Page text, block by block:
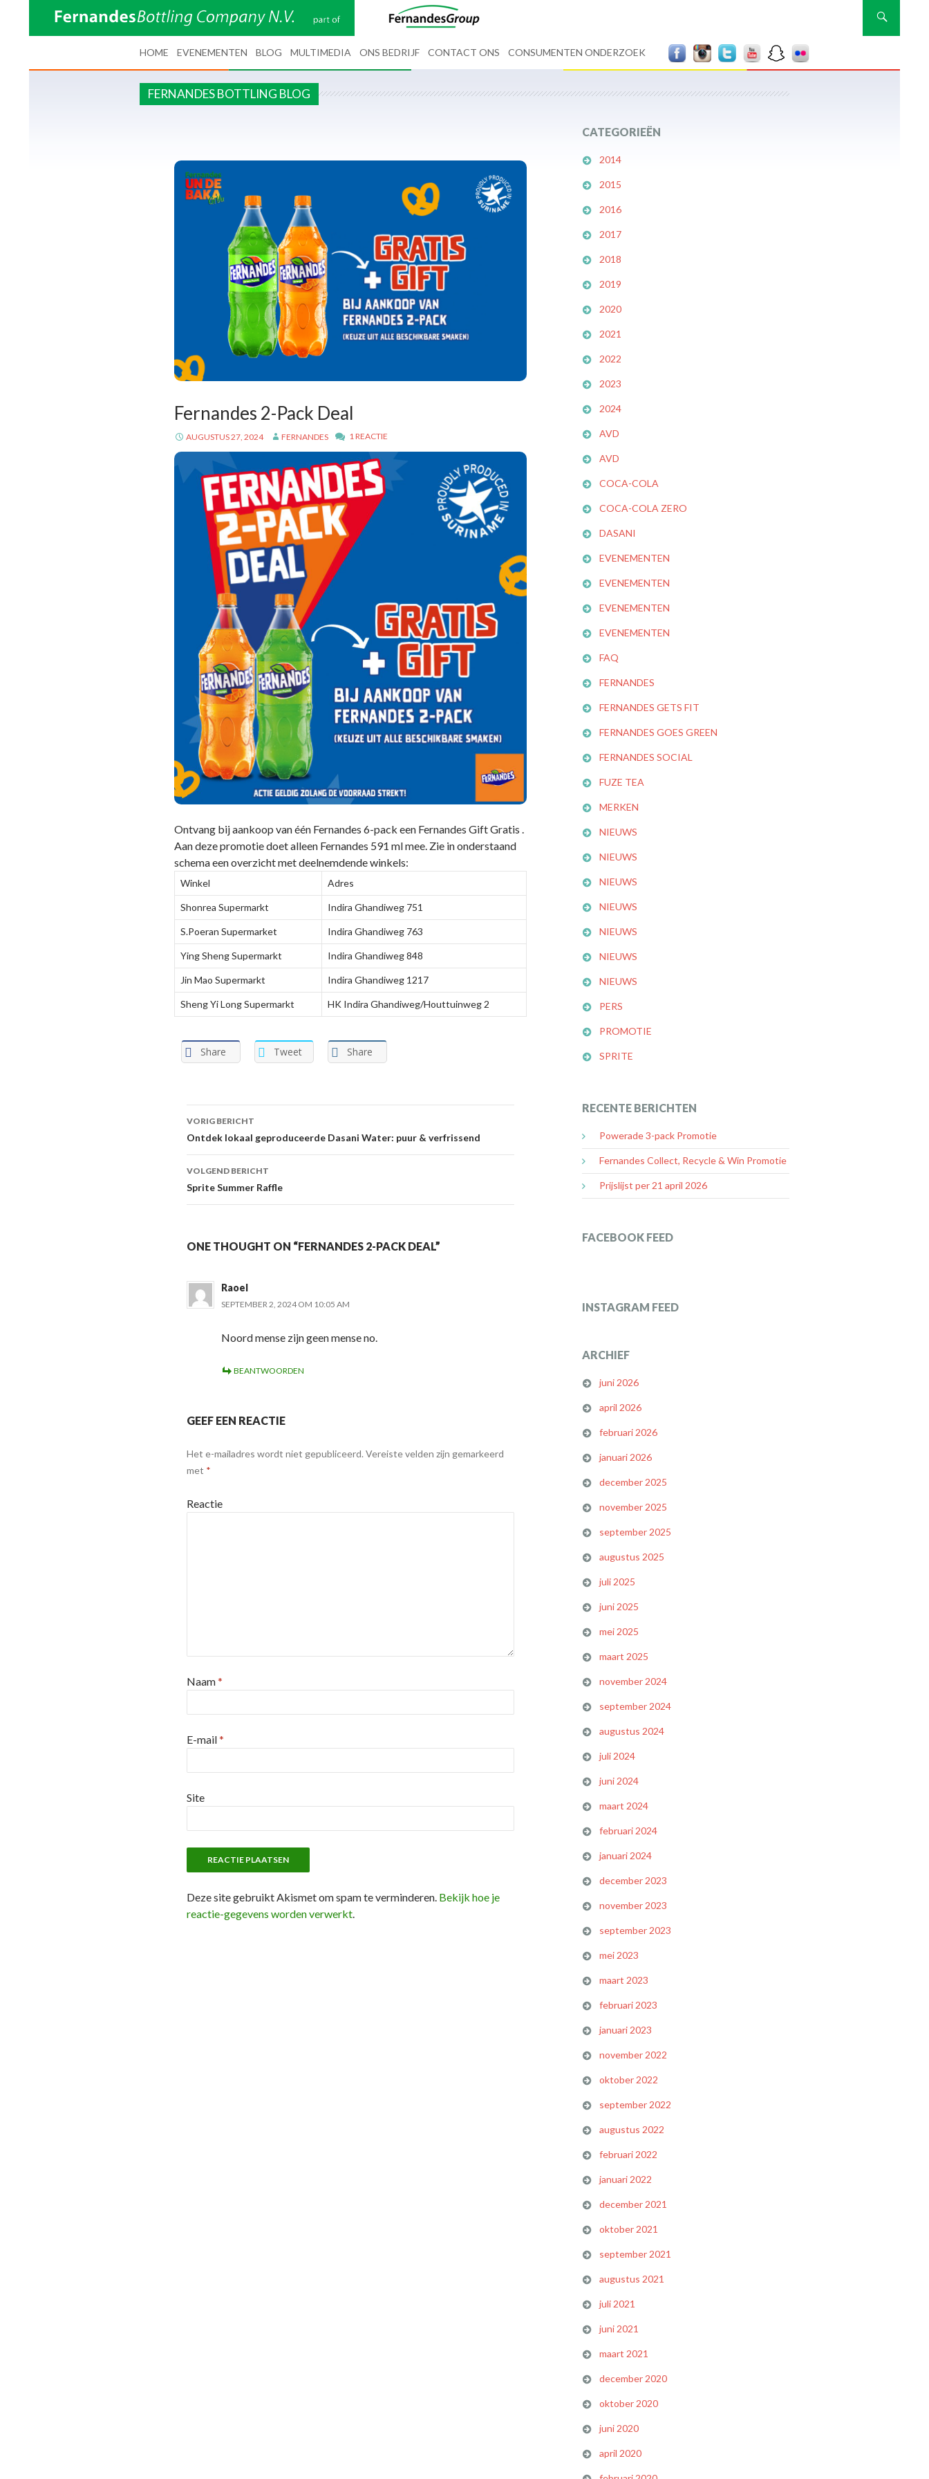
Zoeken
HOME EVENEMENTEN BLOG MULTIMEDIA ONS BEDRIJF CONTACT ONS CONSUMENTEN ONDERZOEK
FERNANDES BOTTLING BLOG
Fernandes 2-Pack Deal
AUGUSTUS 27, 2024 FERNANDES 1 REACTIE
Ontvang bij aankoop van één Fernandes 6-pack een Fernandes Gift Gratis .
Aan deze promotie doet alleen Fernandes 591 ml mee. Zie in onderstaand
schema een overzicht met deelnemdende winkels:
Winkel Adres
Shonrea Supermarkt Indira Ghandiweg 751
S.Poeran Supermarket Indira Ghandiweg 763
Ying Sheng Supermarkt Indira Ghandiweg 848
Jin Mao Supermarkt Indira Ghandiweg 1217
Sheng Yi Long Supermarkt HK Indira Ghandiweg/Houttuinweg 2
Share Tweet Share
Berichtnavigatie
VORIG BERICHT
Ontdek lokaal geproduceerde Dasani Water: puur & verfrissend
VOLGEND BERICHT
Sprite Summer Raffle
ONE THOUGHT ON “FERNANDES 2-PACK DEAL”
Raoel
SEPTEMBER 2, 2024 OM 10:05 AM
Noord mense zijn geen mense no.
BEANTWOORDEN
GEEF EEN REACTIE
Het e-mailadres wordt niet gepubliceerd. Vereiste velden zijn gemarkeerd
met *
Reactie
Naam*
E-mail*
Site
Deze site gebruikt Akismet om spam te verminderen. Bekijk hoe je
reactie-gegevens worden verwerkt.
CATEGORIEËN
2014
2015
2016
2017
2018
2019
2020
2021
2022
2023
2024
AVD
AVD
COCA-COLA
COCA-COLA ZERO
DASANI
EVENEMENTEN
EVENEMENTEN
EVENEMENTEN
EVENEMENTEN
FAQ
FERNANDES
FERNANDES GETS FIT
FERNANDES GOES GREEN
FERNANDES SOCIAL
FUZE TEA
MERKEN
NIEUWS
NIEUWS
NIEUWS
NIEUWS
NIEUWS
NIEUWS
NIEUWS
PERS
PROMOTIE
SPRITE
RECENTE BERICHTEN
Powerade 3-pack Promotie
Fernandes Collect, Recycle & Win Promotie
Prijslijst per 21 april 2026
FACEBOOK FEED
INSTAGRAM FEED
ARCHIEF
juni 2026
april 2026
februari 2026
januari 2026
december 2025
november 2025
september 2025
augustus 2025
juli 2025
juni 2025
mei 2025
maart 2025
november 2024
september 2024
augustus 2024
juli 2024
juni 2024
maart 2024
februari 2024
januari 2024
december 2023
november 2023
september 2023
mei 2023
maart 2023
februari 2023
januari 2023
november 2022
oktober 2022
september 2022
augustus 2022
februari 2022
januari 2022
december 2021
oktober 2021
september 2021
augustus 2021
juli 2021
juni 2021
maart 2021
december 2020
oktober 2020
juni 2020
april 2020